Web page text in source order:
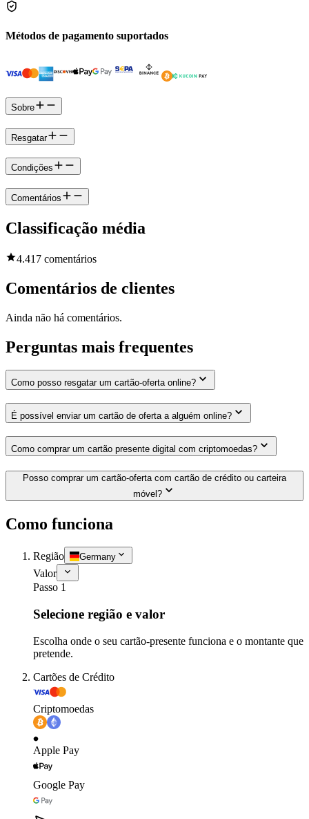
Métodos de pagamento suportados
Sobre
Resgatar
Condições
Comentários
Classificação média
4.417 comentários
Comentários de clientes
Ainda não há comentários.
Perguntas mais frequentes
Como posso resgatar um cartão-oferta online?
É possível enviar um cartão de oferta a alguém online?
Como comprar um cartão presente digital com criptomoedas?
Posso comprar um cartão-oferta com cartão de crédito ou carteira
móvel?
Como funciona
Região Germany
Valor
Passo 1
Selecione região e valor
Escolha onde o seu cartão-presente funciona e o montante que
pretende.
Cartões de Crédito
Criptomoedas
Apple Pay
Google Pay